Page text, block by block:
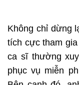
Không chỉ dừng
tích cực tham
ca sĩ thường
phục vụ miễn